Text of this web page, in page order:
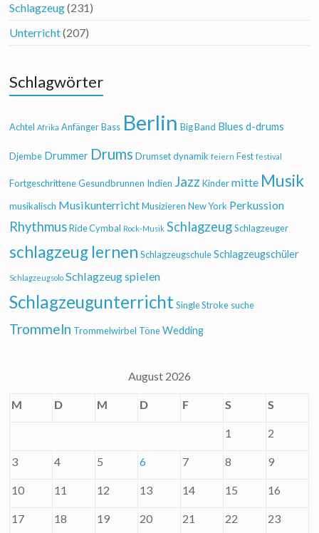
Schlagzeug(231)
Unterricht(207)
Schlagwörter
Achtel Afrika Anfänger Bass Berlin Big Band Blues d-drums
Djembe Drummer Drums Drumset dynamik feiern Fest festival
Fortgeschrittene Gesundbrunnen Indien Jazz Kinder mitte Musik
musikalisch Musikunterricht Musizieren New York Perkussion
Rhythmus Ride Cymbal Rock-Musik Schlagzeug Schlagzeuger
schlagzeug lernen Schlagzeugschule Schlagzeugschüler
Schlagzeugsolo Schlagzeug spielen
Schlagzeugunterricht Single Stroke suche
Trommeln Trommelwirbel Töne Wedding
August 2026
M D M D F S S
1 2
3 4 5 6 7 8 9
10 11 12 13 14 15 16
17 18 19 20 21 22 23